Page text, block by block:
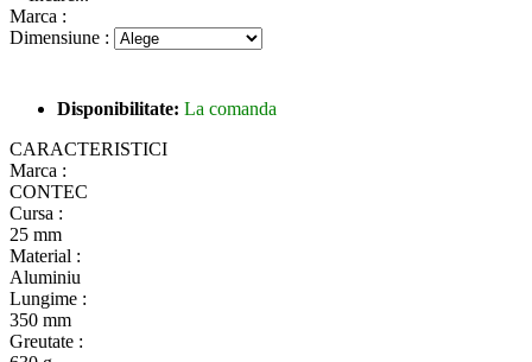
Marca :
Dimensiune :
Disponibilitate: La comanda
CARACTERISTICI
Marca :
CONTEC
Cursa :
25 mm
Material :
Aluminiu
Lungime :
350 mm
Greutate :